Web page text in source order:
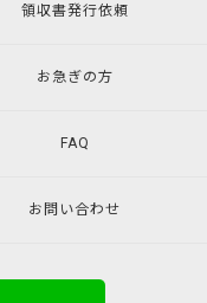
領収書発行依頼
お急ぎの方
FAQ
お問い合わせ